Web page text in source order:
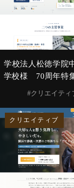
学校法人松徳学院
学校様 70周年特
#クリエイティ
クリエイティブ